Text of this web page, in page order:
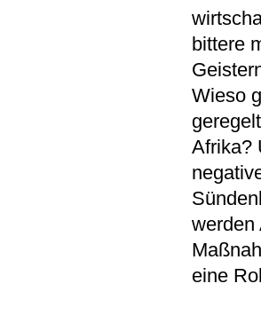
bittere
Wieso
Afrika?
werden
eine